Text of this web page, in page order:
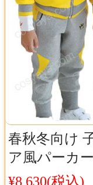
春秋冬向け
ア風パーカ
綿100％私服
¥8,630(税込)